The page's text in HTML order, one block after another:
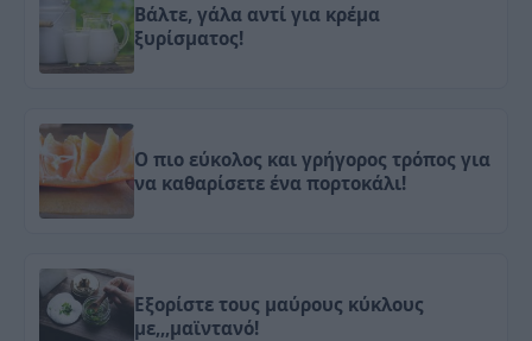
Βάλτε, γάλα αντί για κρέμα
ξυρίσματος!
Ο πιο εύκολος και γρήγορος τρόπος για
να καθαρίσετε ένα πορτοκάλι!
Εξορίστε τους μαύρους κύκλους
με,,,μαϊντανό!